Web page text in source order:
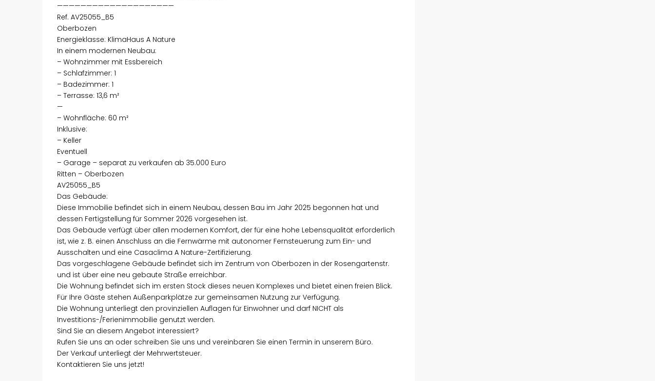
————————————————————
Ref. AV25055_B5
Oberbozen
Energieklasse: KlimaHaus A Nature
In einem modernen Neubau:
– Wohnzimmer mit Essbereich
– Schlafzimmer: 1
– Badezimmer: 1
– Terrasse: 13,6 m²
—
– Wohnfläche: 60 m²
Inklusive:
– Keller
Eventuell
– Garage – separat zu verkaufen ab 35.000 Euro
Ritten – Oberbozen
AV25055_B5
Das Gebäude:
Diese Immobilie befindet sich in einem Neubau, dessen Bau im Jahr 2025 begonnen hat und
dessen Fertigstellung für Sommer 2026 vorgesehen ist.
Das Gebäude verfügt über allen modernen Komfort, der für eine hohe Lebensqualität erforderlich
ist, wie z. B. einen Anschluss an die Fernwärme mit autonomer Fernsteuerung zum Ein- und
Ausschalten und eine Casaclima A Nature-Zertifizierung.
Das vorgeschlagene Gebäude befindet sich im Zentrum von Oberbozen in der Rosengartenstr.
und ist über eine neu gebaute Straße erreichbar.
Die Wohnung befindet sich im ersten Stock dieses neuen Komplexes und bietet einen freien Blick.
Für Ihre Gäste stehen Außenparkplätze zur gemeinsamen Nutzung zur Verfügung.
Die Wohnung unterliegt den provinziellen Auflagen für Einwohner und darf NICHT als
Investitions-/Ferienimmobilie genutzt werden.
Sind Sie an diesem Angebot interessiert?
Rufen Sie uns an oder schreiben Sie uns und vereinbaren Sie einen Termin in unserem Büro.
Der Verkauf unterliegt der Mehrwertsteuer.
Kontaktieren Sie uns jetzt!